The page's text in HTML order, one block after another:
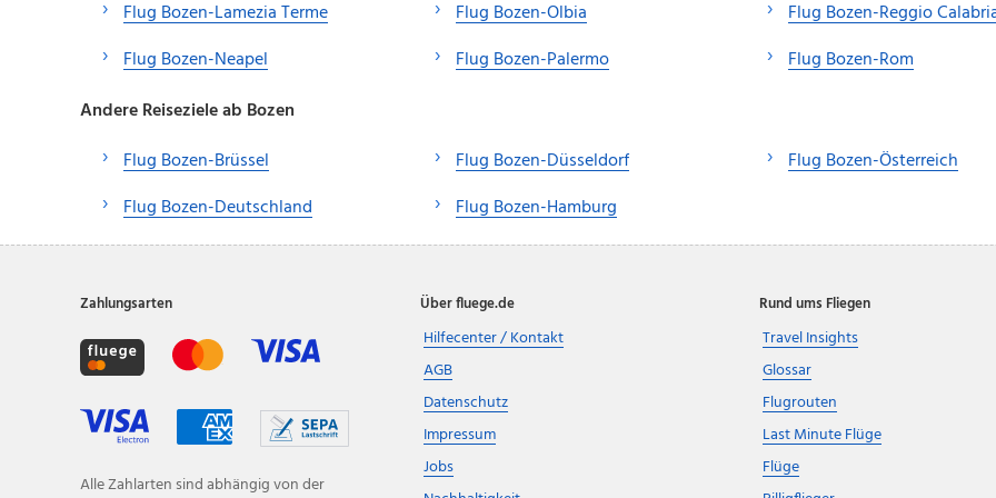
Flug Bozen-Lamezia Terme
Flug Bozen-Neapel
Flug Bozen-Olbia
Flug Bozen-Palermo
Flug Bozen-Reggio
Flug Bozen-Rom
Andere Reiseziele ab Bozen
Flug Bozen-Brüssel
Flug Bozen-Deutschland
Flug Bozen-Düsseldorf
Flug Bozen-Hamburg
Flug Bozen-Österreich